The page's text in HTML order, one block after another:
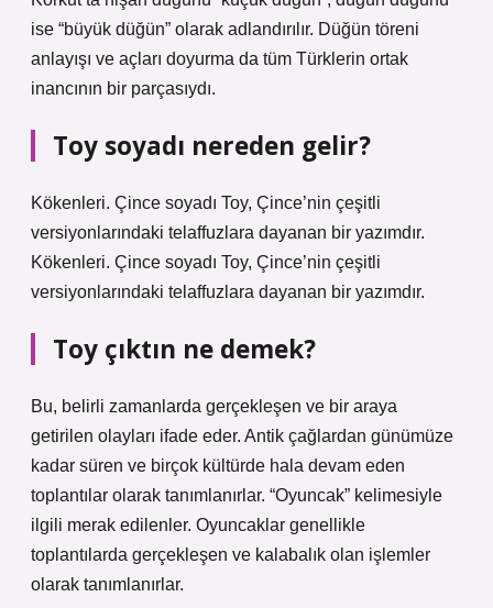
ise “büyük düğün” olarak adlandırılır. Düğün töreni
anlayışı ve açları doyurma da tüm Türklerin ortak
inancının bir parçasıydı.
Toy soyadı nereden gelir?
Kökenleri. Çince soyadı Toy, Çince’nin çeşitli
versiyonlarındaki telaffuzlara dayanan bir yazımdır.
Kökenleri. Çince soyadı Toy, Çince’nin çeşitli
versiyonlarındaki telaffuzlara dayanan bir yazımdır.
Toy çıktın ne demek?
Bu, belirli zamanlarda gerçekleşen ve bir araya
getirilen olayları ifade eder. Antik çağlardan günümüze
kadar süren ve birçok kültürde hala devam eden
toplantılar olarak tanımlanırlar. “Oyuncak” kelimesiyle
ilgili merak edilenler. Oyuncaklar genellikle
toplantılarda gerçekleşen ve kalabalık olan işlemler
olarak tanımlanırlar.